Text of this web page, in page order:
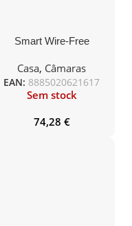
Smart Wire-Free
TC82, 1 × Tapo A201, 2K
(2304×1296), 2.4 GHz,
Solar panel (5.2V, 2.5W)
Casa, Câmaras
EAN: 8885020621617
Sem stock
74,28 €